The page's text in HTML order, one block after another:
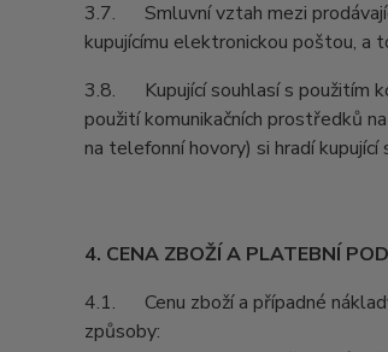
3.7. Smluvní vztah mezi
kupujícímu elektronickou poštou, a
3.8. Kupující souhlasí s použitím
použití komunikačních prostředků
na telefonní hovory) si hradí
4. CENA ZBOŽÍ A PLATEBNÍ
4.1. Cenu zboží a případné
způsoby: